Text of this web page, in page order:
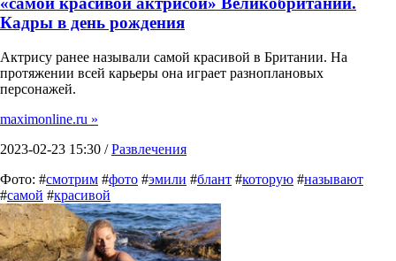
Кадры в день рождения
Актрису ранее называли самой красивой в Британии. На
протяжении всей карьеры она играет разноплановых
персонажей.
maximonline.ru »
2023-02-23 15:30 /Развлечения
Фото: #смотрим #фото #эмили #блант #которую #называют
#самой #красивой